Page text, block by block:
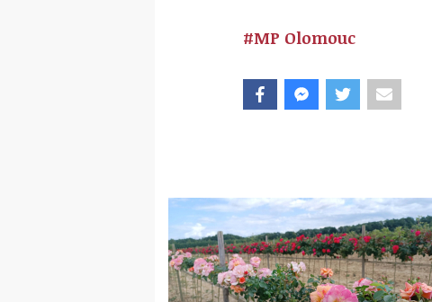
#MP Olomouc